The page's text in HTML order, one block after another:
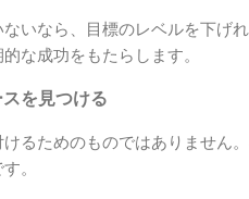
いなら、目標のレベルを下げ
な成功をもたらします。
を見つける
るためのものではありません
。